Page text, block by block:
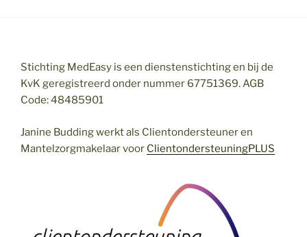
Stichting MedEasy is een dienstenstichting en bij de
KvK geregistreerd onder nummer 67751369. AGB
Code: 48485901
Janine Budding werkt als Clientondersteuner en
Mantelzorgmakelaar voor ClientondersteuningPLUS